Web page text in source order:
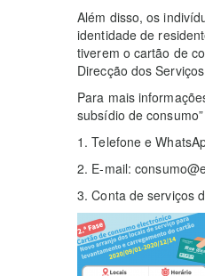
Além disso, os
identidade de
tiverem o cartão de
Direcção dos
Para mais
subsídio de
1. Telefone e
2. E-mail:
3. Conta de serviços